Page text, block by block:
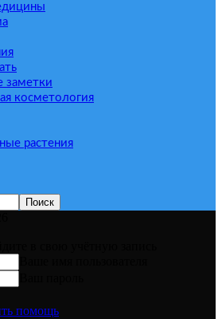
заметки
косметология
растения
помощь